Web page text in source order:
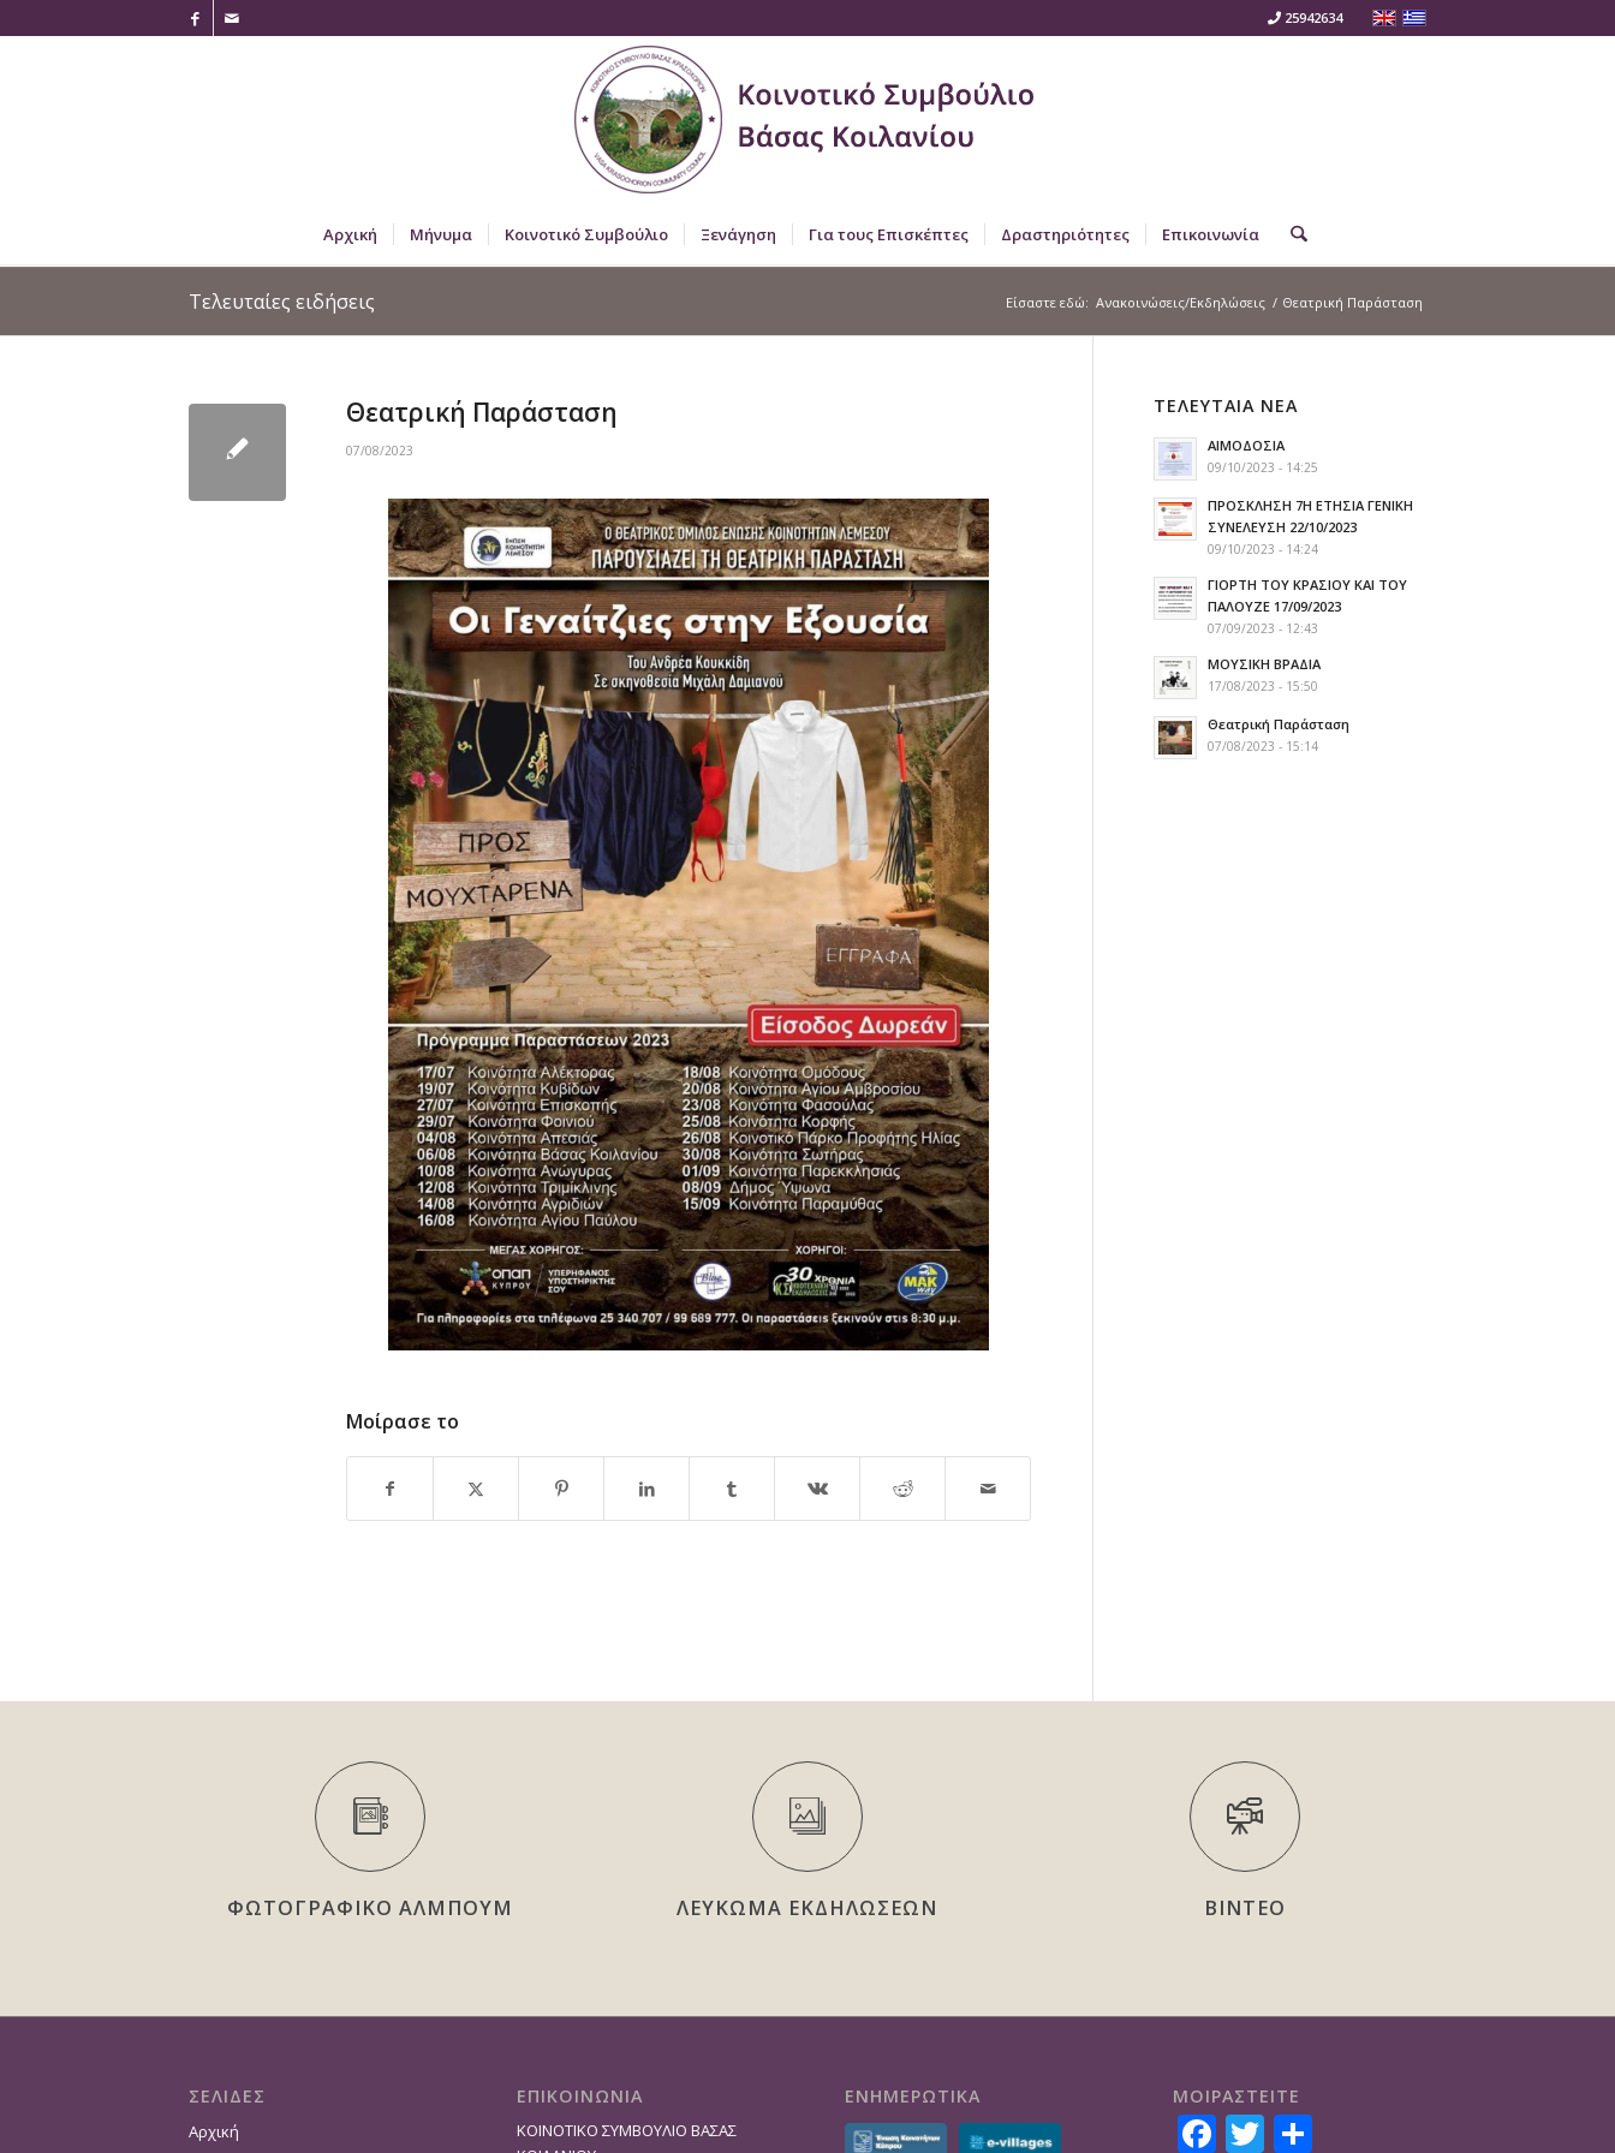
25942634
Αρχική Μήνυμα Κοινοτικό Συμβούλιο Ξενάγηση Για τους Επισκέπτες Δραστηριότητες Επικοινωνία
Τελευταίες ειδήσεις Είσαστε εδώ: Ανακοινώσεις/Εκδηλώσεις / Θεατρική Παράσταση
Θεατρική Παράσταση
07/08/2023
Μοίρασε το
ΤΕΛΕΥΤΑΙΑ ΝΕΑ
ΑΙΜΟΔΟΣΙΑ
09/10/2023 - 14:25
ΠΡΟΣΚΛΗΣΗ 7Η ΕΤΗΣΙΑ ΓΕΝΙΚΗ
ΣΥΝΕΛΕΥΣΗ 22/10/2023
09/10/2023 - 14:24
ΓΙΟΡΤΗ ΤΟΥ ΚΡΑΣΙΟΥ ΚΑΙ ΤΟΥ
ΠΑΛΟΥΖΕ 17/09/2023
07/09/2023 - 12:43
ΜΟΥΣΙΚΗ ΒΡΑΔΙΑ
17/08/2023 - 15:50
Θεατρική Παράσταση
07/08/2023 - 15:14
ΦΩΤΟΓΡΑΦΙΚΟ ΑΛΜΠΟΥΜ ΛΕΥΚΩΜΑ ΕΚΔΗΛΩΣΕΩΝ ΒΙΝΤΕΟ
ΣΕΛΙΔΕΣ
Αρχική
ΕΠΙΚΟΙΝΩΝΙΑ
ΚΟΙΝΟΤΙΚΟ ΣΥΜΒΟΥΛΙΟ ΒΑΣΑΣ
ΕΝΗΜΕΡΩΤΙΚΑ ΜΟΙΡΑΣTEITE
Facebook
Twitter
Share